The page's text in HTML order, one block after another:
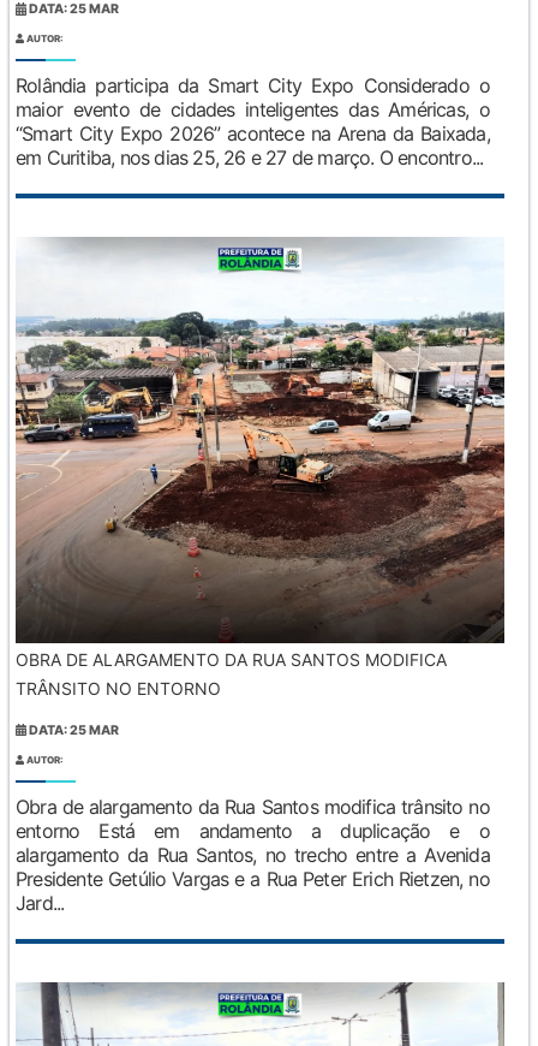
DATA: 25 MAR
AUTOR:
Rolândia participa da Smart City Expo Considerado o
maior evento de cidades inteligentes das Américas, o
“Smart City Expo 2026” acontece na Arena da Baixada,
em Curitiba, nos dias 25, 26 e 27 de março. O encontro...
OBRA DE ALARGAMENTO DA RUA SANTOS MODIFICA
TRÂNSITO NO ENTORNO
DATA: 25 MAR
AUTOR:
Obra de alargamento da Rua Santos modifica trânsito no
entorno Está em andamento a duplicação e o
alargamento da Rua Santos, no trecho entre a Avenida
Presidente Getúlio Vargas e a Rua Peter Erich Rietzen, no
Jard...